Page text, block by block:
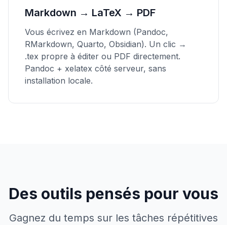
Markdown → LaTeX → PDF
Vous écrivez en Markdown (Pandoc,
RMarkdown, Quarto, Obsidian). Un clic →
.tex propre à éditer ou PDF directement.
Pandoc + xelatex côté serveur, sans
installation locale.
Des outils pensés pour vous
Gagnez du temps sur les tâches répétitives